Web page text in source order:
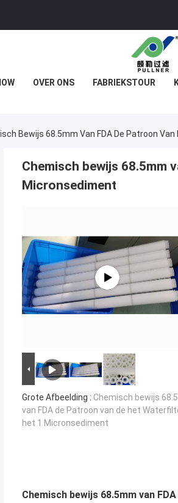
OVER ONS FABRIEKSTOUR
Bewijs 68.5mm Van FDA De Patroon
Chemisch bewijs 68.5mm
Micronsediment
Grote Afbeelding : Chemisch bewijs
van FDA de Patroon van de het
het 1 Micronsediment
Chemisch bewijs 68.5mm van